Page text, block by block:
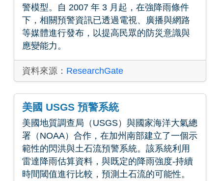
警模型。自 2007 年 3 月起，在強降雨條件
下，相關預警資訊已透過電視、廣播與網路
等媒體進行發布，以提高民眾的防災意識與
應變能力。
資料來源： ResearchGate
美國 USGS 預警系統
美國地質調查局（USGS）與國家海洋大氣總
署（NOAA）合作，在加州南部建立了一個示
範性的閃洪與土石流預警系統。該系統利用
雷達降雨估算資料，與既定的降雨強度-持續
時間閾值進行比較，預測土石流的可能性。